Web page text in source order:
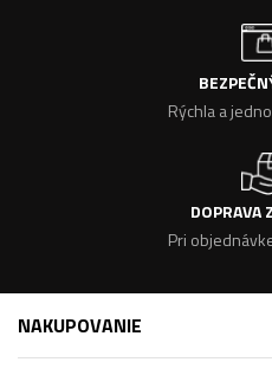
Rýchla a
DOPRAVA
Pri
NAKUPOVANIE